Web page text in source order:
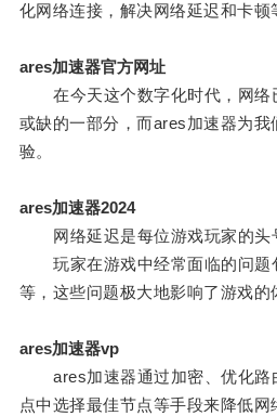
化网络连接，解决网络延迟和卡顿
ares加速器官方网址
在今天这个数字化时代，网络
或缺的一部分，而ares加速器为
验。
ares加速器2024
网络延迟是每位游戏玩家的头
玩家在游戏中经常面临的问题
等，这些问题极大地影响了游戏的
ares加速器vp
ares加速器通过加密、优化路
点中选择最佳节点等手段来降低